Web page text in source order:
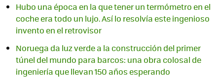
Hubo una época en la que tener un termómetro en el
coche era todo un lujo. Así lo resolvía este ingenioso
invento en el retrovisor
Noruega da luz verde a la construcción del primer
túnel del mundo para barcos: una obra colosal de
ingeniería que llevan 150 años esperando